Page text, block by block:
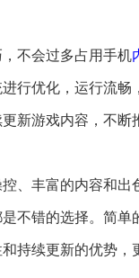
不会过多占用手机
行优化，运行流
新游戏内容，不
、丰富的内容和
不错的选择。简
持续更新的优势